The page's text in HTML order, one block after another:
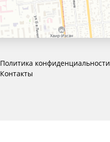
Политика конфиденциальности
Контакты